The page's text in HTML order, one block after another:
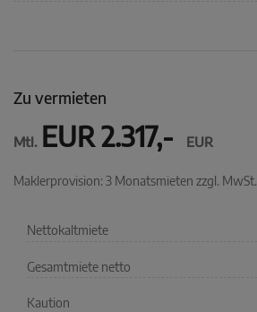
Zu vermieten
Mtl. EUR 2.317,- EUR
Maklerprovision: 3 Monatsmieten zzgl. MwSt.
Nettokaltmiete
Gesamtmiete netto
Kaution